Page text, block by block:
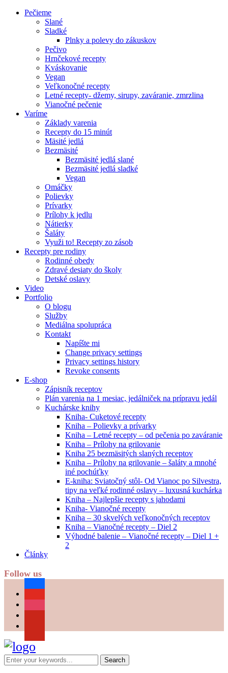
Pečieme
Slané
Sladké
Plnky a polevy do zákuskov
Pečivo
Hrnčekové recepty
Kváskovanie
Vegan
Veľkonočné recepty
Letné recepty- džemy, sirupy, zaváranie, zmrzlina
Vianočné pečenie
Varíme
Základy varenia
Recepty do 15 minút
Mäsité jedlá
Bezmäsité
Bezmäsité jedlá slané
Bezmäsité jedlá sladké
Vegan
Omáčky
Polievky
Prívarky
Prílohy k jedlu
Nátierky
Šaláty
Využi to! Recepty zo zásob
Recepty pre rodiny
Rodinné obedy
Zdravé desiaty do školy
Detské oslavy
Video
Portfolio
O blogu
Služby
Mediálna spolupráca
Kontakt
Napíšte mi
Change privacy settings
Privacy settings history
Revoke consents
E-shop
Zápisník receptov
Plán varenia na 1 mesiac, jedálniček na prípravu jedál
Kuchárske knihy
Kniha- Cuketové recepty
Kniha – Polievky a prívarky
Kniha – Letné recepty – od pečenia po zaváranie
Kniha – Prílohy na grilovanie
Kniha 25 bezmäsitých slaných receptov
Kniha – Prílohy na grilovanie – šaláty a mnohé
iné pochúťky
E-kniha: Sviatočný stôl- Od Vianoc po Silvestra,
tipy na veľké rodinné oslavy – luxusná kuchárka
Kniha – Najlepšie recepty s jahodami
Kniha- Vianočné recepty
Kniha – 30 skvelých veľkonočných receptov
Kniha – Vianočné recepty – Diel 2
Výhodné balenie – Vianočné recepty – Diel 1 +
2
Články
Follow us